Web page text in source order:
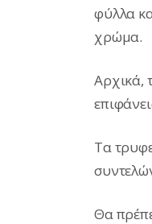
φύλλα
χρώμα.
Αρχικά,
Τα
Θα